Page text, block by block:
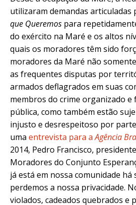
utilizaram demandas articuladas
que Queremos para
do exército na Maré e os altos
quais os moradores têm sido
moradores da Maré não
as frequentes disputas por
armados deflagrados em suas
membros do crime organizado e
pública, como também estão
injusto e desrespeitoso por
uma entrevista para aAgência
2014, Pedro Francisco,
Moradores do Conjunto
já está em nossa comunidade há
perdemos a nossa privacidade.
violados, cadeados quebrados e